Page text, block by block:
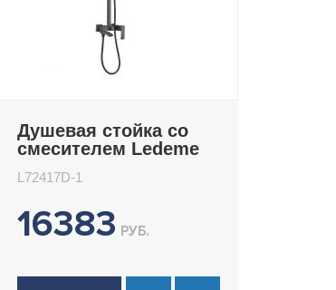
Душевая стойка со
смесителем Ledeme
L72417D-1
16383 РУБ.